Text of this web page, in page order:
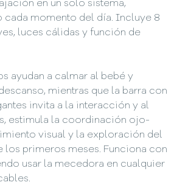
en un solo sistema,
cada momento del día. Incluye 8
luces cálidas y función de
ayudan a calmar al bebé y
mientras que la barra con
invita a la interacción y al
estimula la coordinación ojo-
visual y la exploración del
los primeros meses. Funciona con
usar la mecedora en cualquier